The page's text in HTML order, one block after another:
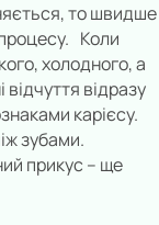
то швидше
Коли
холодного, а
відразу
карієсу.
зубами.
прикус – ще